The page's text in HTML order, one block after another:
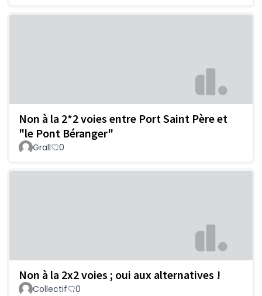
Non à la 2*2 voies entre Port Saint Père et
"le Pont Béranger"
Grall 0
Non à la 2x2 voies ; oui aux alternatives !
Collectif 0